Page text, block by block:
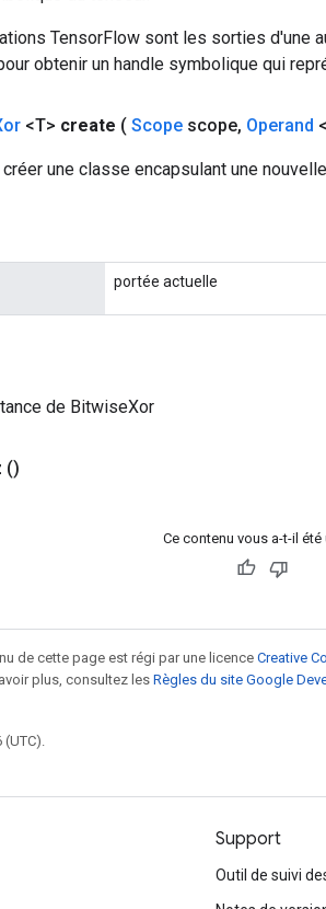
TensorFlow sont les sorties d'une
obtenir un handle symbolique qui
<T> create ( Scope scope, Operand
une classe encapsulant une
portée actuelle
de BitwiseXor
()
Ce contenu vous a-t-il été
de cette page est régi par une licence Creative
plus, consultez les Règles du site Google
Support
Outil de suivi